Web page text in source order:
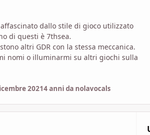
dallo stile di gioco utilizzato
di questi è 7thsea.
altri GDR con la stessa meccanica.
nomi o illuminarmi su altri giochi sulla
20214 anni da nolavocals